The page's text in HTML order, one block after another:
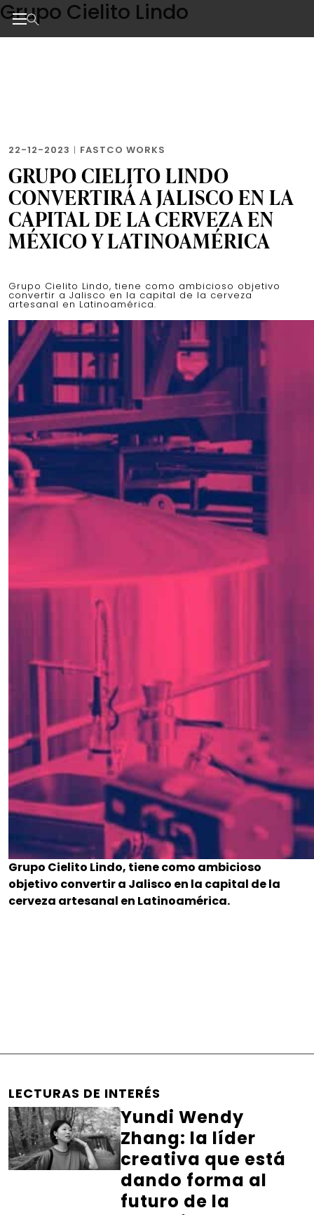
Skip
to
the
Grupo Cielito Lindo
22-12-2023 | FASTCO WORKS
GRUPO CIELITO LINDO
CONVERTIRÁ A JALISCO EN LA
CAPITAL DE LA CERVEZA EN
MÉXICO Y LATINOAMÉRICA
Grupo Cielito Lindo, tiene como ambicioso objetivo
convertir a Jalisco en la capital de la cerveza
artesanal en Latinoamérica.
Grupo Cielito Lindo, tiene como ambicioso
objetivo convertir a Jalisco en la capital de la
cerveza artesanal en Latinoamérica.
LECTURAS DE INTERÉS
Yundi Wendy
Zhang: la líder
creativa que está
dando forma al
futuro de la